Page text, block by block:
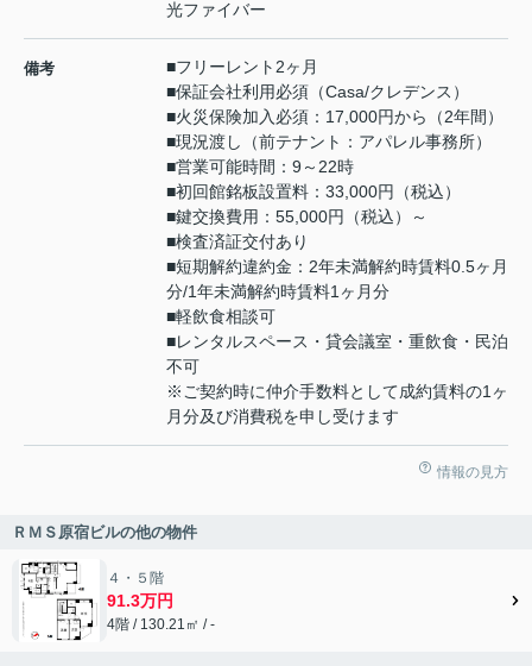
光ファイバー
備考
■フリーレント2ヶ月
■保証会社利用必須（Casa/クレデンス）
■火災保険加入必須：17,000円から（2年間）
■現況渡し（前テナント：アパレル事務所）
■営業可能時間：9～22時
■初回館銘板設置料：33,000円（税込）
■鍵交換費用：55,000円（税込）～
■検査済証交付あり
■短期解約違約金：2年未満解約時賃料0.5ヶ月
分/1年未満解約時賃料1ヶ月分
■軽飲食相談可
■レンタルスペース・貸会議室・重飲食・民泊
不可
※ご契約時に仲介手数料として成約賃料の1ヶ
月分及び消費税を申し受けます
情報の見方
ＲＭＳ原宿ビルの他の物件
４・５階
91.3万円
4階 / 130.21㎡ / -